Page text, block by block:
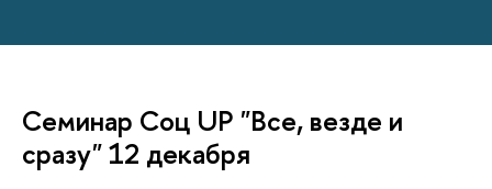
Семинар Соц UP "Все, везде и
сразу" 12 декабря